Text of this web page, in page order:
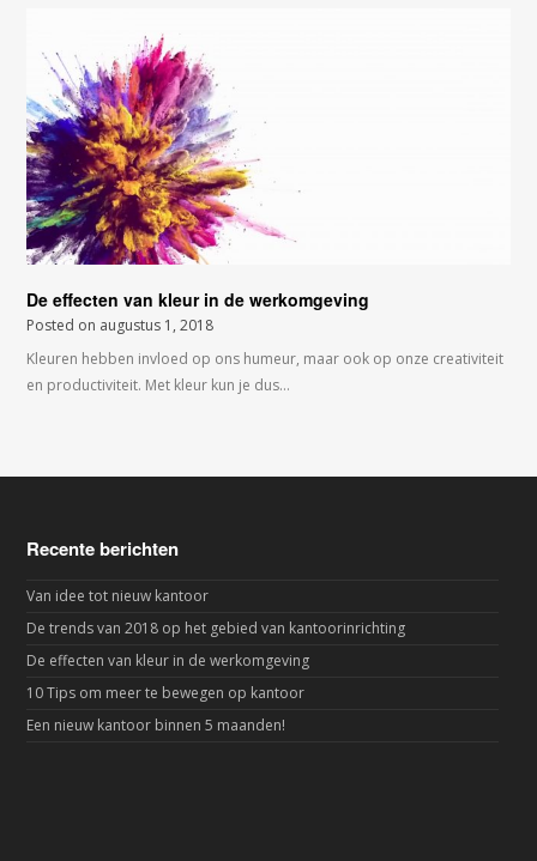
De effecten van kleur in de werkomgeving
Posted on augustus 1, 2018
Kleuren hebben invloed op ons humeur, maar ook op onze creativiteit
en productiviteit. Met kleur kun je dus…
Recente berichten
Van idee tot nieuw kantoor
De trends van 2018 op het gebied van kantoorinrichting
De effecten van kleur in de werkomgeving
10 Tips om meer te bewegen op kantoor
Een nieuw kantoor binnen 5 maanden!